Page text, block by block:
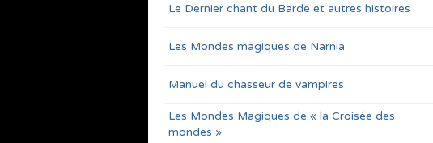
Le Dernier chant du Barde et autres histoires
Les Mondes magiques de Narnia
Manuel du chasseur de vampires
Les Mondes Magiques de « la Croisée des
mondes »